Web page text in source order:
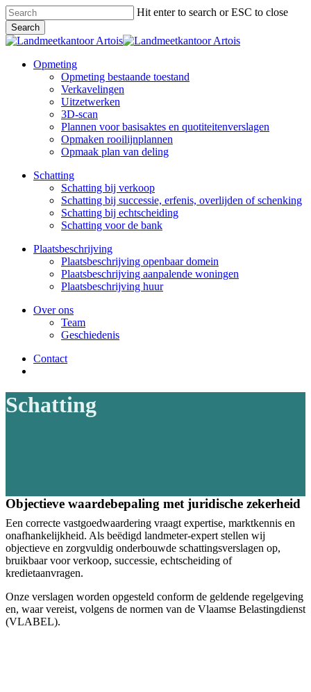
Skip
to
main
content
Hit enter to search or ESC to close
Search
Close
Menu
Opmeting
Opmeting bestaande toestand
Verkavelingen
Uitzetwerken
3D-scan
Plannen voor basisaktes en quotiteitenverslagen
Opmaken rooilijnplannen
Opmaak plan van deling
Schatting
Schatting bij verkoop
Schatting bij successie, erfenis, overlijden of schenking
Schatting bij echtscheiding
Schatting voor de bank
Plaatsbeschrijving
Plaatsbeschrijving openbaar domein
Plaatsbeschrijving aanpalende woningen
Plaatsbeschrijving huur
Over ons
Team
Geschiedenis
Contact
Schatting
Objectieve waardebepaling met juridische zekerheid
Een correcte vastgoedwaardering vraagt expertise, marktkennis en
onafhankelijkheid. Als beëdigd landmeter-expert stellen wij
objectieve en zorgvuldig onderbouwde schattingsverslagen op,
bruikbaar voor verkoop, successie, echtscheiding of
kredietaanvragen.
Onze verslagen worden opgesteld conform de geldende regelgeving
en, waar vereist, volgens de normen van de Vlaamse Belastingdienst
(VLABEL).